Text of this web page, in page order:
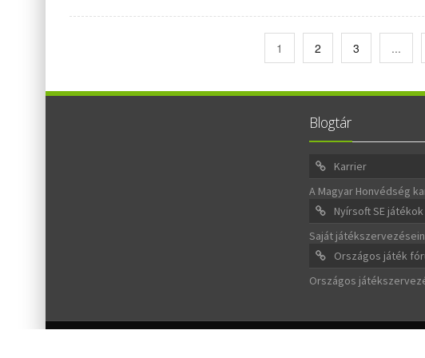
1 2 3 ...
Blogtár
Karrier
A Magyar Honvédség
Nyírsoft SE játékok
Saját
Országos játék
Országos